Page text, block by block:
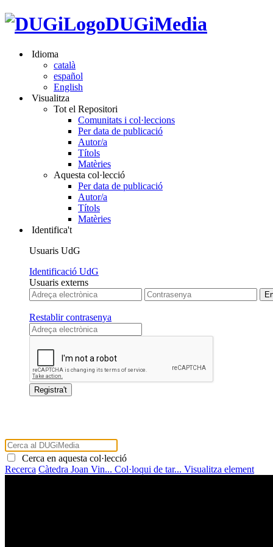
DUGiMedia
Idioma
català
español
English
Visualitza
Tot el Repositori
Comunitats i col·leccions
Per data de publicació
Autor/a
Títols
Matèries
Aquesta col·lecció
Per data de publicació
Autor/a
Títols
Matèries
Identifica't
Usuaris UdG
Identificació UdG
Usuaris externs
Restablir contrasenya
Cerca en aquesta col·lecció
Recerca Càtedra Joan Vin... Col·loqui de tar... Visualitza element